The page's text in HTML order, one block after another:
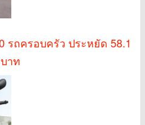
รถครอบครัว ประหยัด 58.1
าท